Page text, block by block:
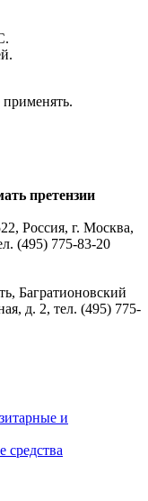
претензии
Россия, г. Москва,
(495) 775-83-20
Багратионовский
д. 2, тел. (495) 775-
и